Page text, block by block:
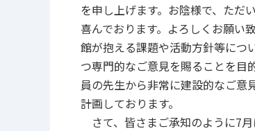
を申し上げます。お陰様で、ただ
喜んでおります。よろしくお願い
館が抱える課題や活動方針等につ
つ専門的なご意見を賜ることを目
員の先生から非常に建設的なご意
計画しております。
さて、皆さまご承知のように7